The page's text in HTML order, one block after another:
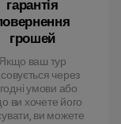
гарантія
грошей
Якщо ваш тур
через
умови або
ви хочете його
ви можете